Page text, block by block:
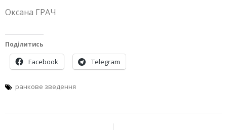
Оксана ГРАЧ
Поділитись
Facebook Telegram
ранкове зведення